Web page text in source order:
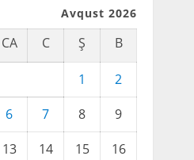
Avqust 2026
CA C Ş B
1
2
6 7 8
9
13 14 15
16